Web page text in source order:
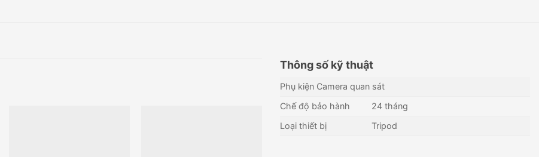
Thông số kỹ thuật
Phụ kiện Camera quan sát
Chế độ bảo hành
24 tháng
Loại thiết bị
Tripod